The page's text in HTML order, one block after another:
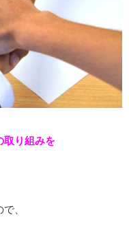
取り組みを
、